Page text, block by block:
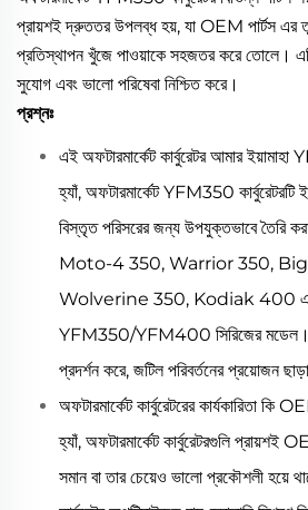
প্রায়শই দ্রুততর উপলব্ধ হয়, যা OEM পার্টস এর
প্রতিস্থাপন খুঁজে পাওয়াকে সহজতর করে তোলে।
সুযোগ এবং ভালো পরিষেবা নিশ্চিত করে।
প্রশ্নঃ
এই অফটারমার্কেট কার্বুরেটর আমার
হ্যাঁ, অফটারমার্কেট YFM350 কার্বুরেটরটি
বিস্তৃত পরিসরের জন্য উপযুক্তভাবে তৈরি
Moto-4 350, Warrior 350,
Wolverine 350, Kodiak 400
YFM350/YFM400 সিরিজের মডেল।
প্রদর্শন করে, জটিল পরিবর্তনের প্রয়োজন
অফটারমার্কেট কার্বুরেটরের কার্যকারিতা কি
হ্যাঁ, অফটারমার্কেট কার্বুরেটরগুলি প্রায়শই
সমান বা তার চেয়েও ভালো প্রকৌশলী হয়ে